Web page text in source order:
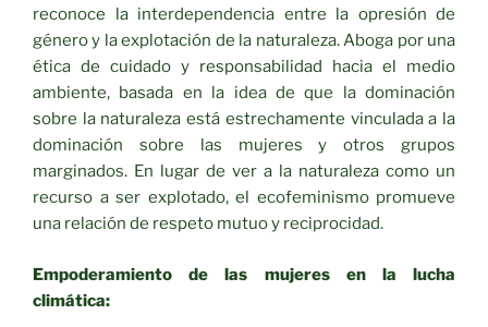
reconoce la interdependencia entre la opresión de
género y la explotación de la naturaleza. Aboga por una
ética de cuidado y responsabilidad hacia el medio
ambiente, basada en la idea de que la dominación
sobre la naturaleza está estrechamente vinculada a la
dominación sobre las mujeres y otros grupos
marginados. En lugar de ver a la naturaleza como un
recurso a ser explotado, el ecofeminismo promueve
una relación de respeto mutuo y reciprocidad.
Empoderamiento de las mujeres en la lucha
climática: